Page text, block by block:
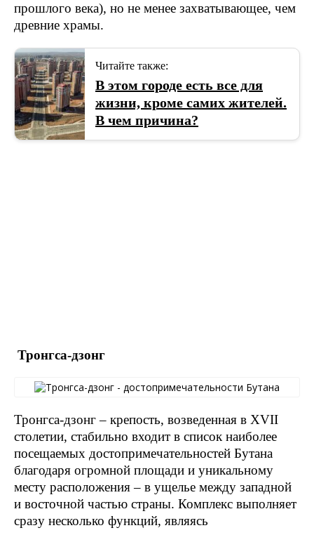
прошлого века), но не менее захватывающее, чем
древние храмы.
Читайте также:
В этом городе есть все для
жизни, кроме самих жителей.
В чем причина?
Тронгса-дзонг
Тронгса-дзонг – крепость, возведенная в XVII
столетии, стабильно входит в список наиболее
посещаемых достопримечательностей Бутана
благодаря огромной площади и уникальному
месту расположения – в ущелье между западной
и восточной частью страны. Комплекс выполняет
сразу несколько функций, являясь